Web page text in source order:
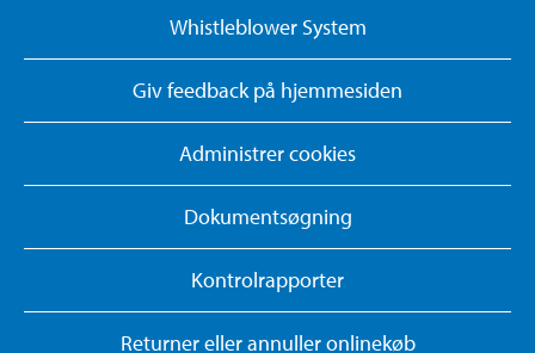
Whistleblower System
Giv feedback på hjemmesiden
Administrer cookies
Dokumentsøgning
Kontrolrapporter
Returner eller annuller onlinekøb